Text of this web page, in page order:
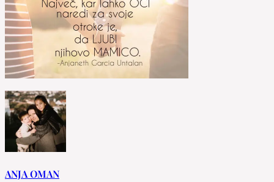
ANJA OMAN